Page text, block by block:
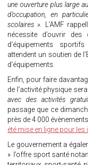
une ouverture plus large
d’occupation, en
scolaires ». L’AMF
nécessite d’ouvrir
d’équipements
attendent un soutien de
d’équipements.
Enfin, pour faire
de l’activité physique
avec des activités
passage que ce
près de 4 000
été mise en ligne pour les
Le gouvernement a
» l’offre sport santé